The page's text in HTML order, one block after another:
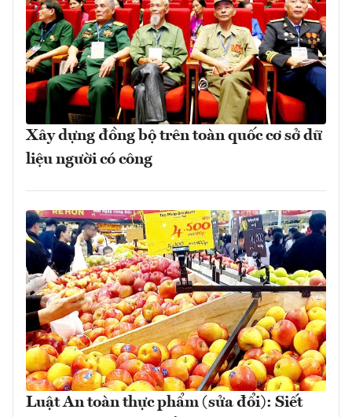
Xây dựng đồng bộ trên toàn quốc cơ sở dữ
liệu người có công
Luật An toàn thực phẩm (sửa đổi): Siết